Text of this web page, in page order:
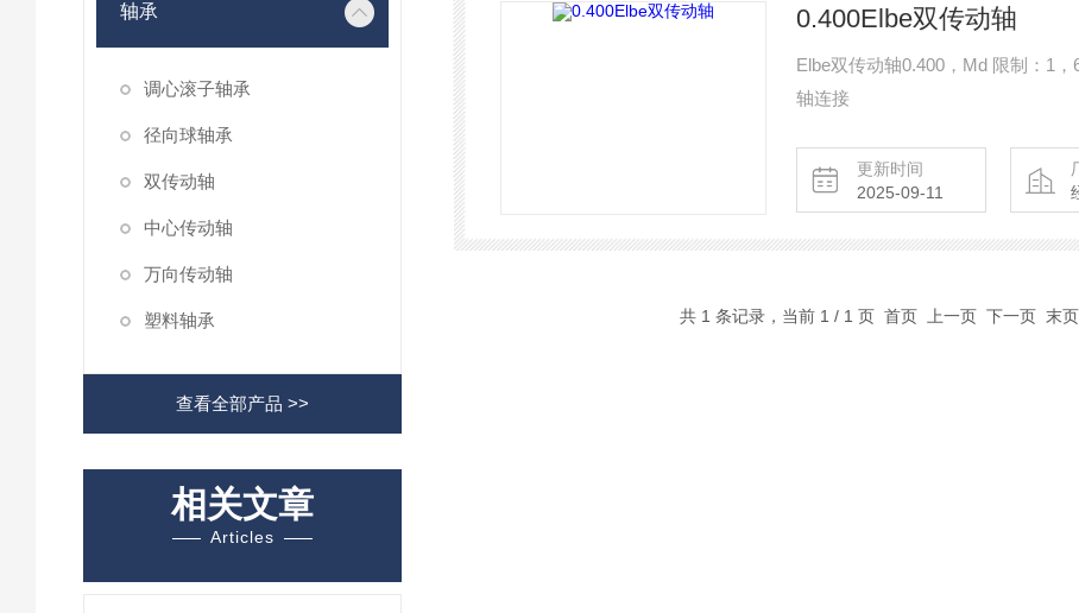
轴承
调心滚子轴承
径向球轴承
双传动轴
中心传动轴
万向传动轴
塑料轴承
查看全部产品 >>
相关文章
Articles
0.400Elbe双传动轴
Elbe双传动轴0.400，Md 限制：1
轴连接
更新时间
2025-09-11
共 1 条记录，当前 1 / 1 页 首页 上一页 下一页 末